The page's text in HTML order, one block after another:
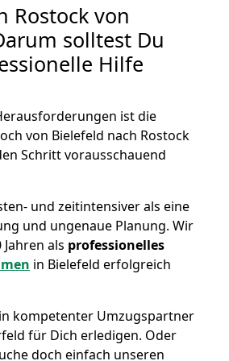
Rostock von
solltest Du
Hilfe
ist die
von Bielefeld nach Rostock
Schritt vorausschauend
und zeitintensiver als eine
und ungenaue Planung. Wir
als professionelles
in Bielefeld erfolgreich
kompetenter Umzugspartner
für Dich erledigen. Oder
doch einfach unseren